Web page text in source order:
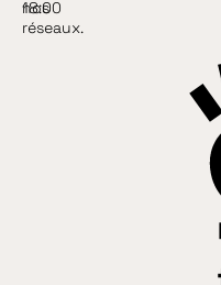
18:00
nos
réseaux.